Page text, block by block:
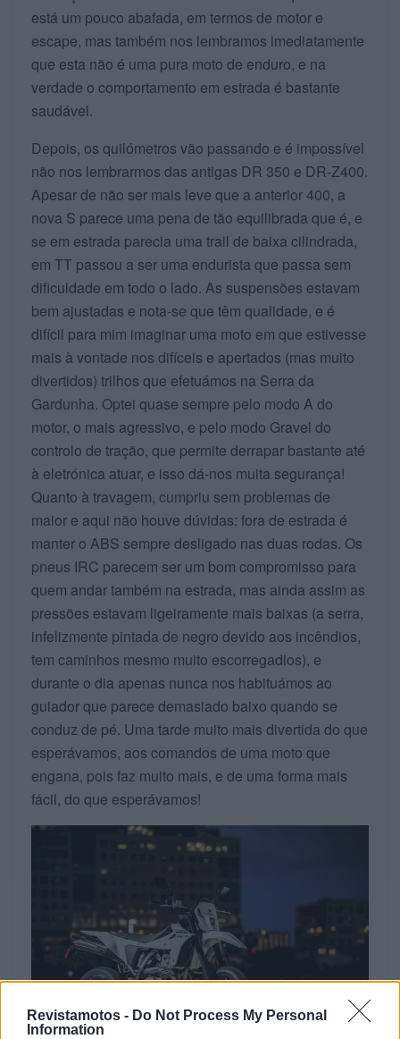
Revistamotos - Do Not Process My Personal
Information
está um pouco abafada, em termos de motor e
escape, mas também nos lembramos imediatamente
que esta não é uma pura moto de enduro, e na
verdade o comportamento em estrada é bastante
saudável.
Depois, os quilómetros vão passando e é impossível
não nos lembrarmos das antigas DR 350 e DR-Z400.
Apesar de não ser mais leve que a anterior 400, a
nova S parece uma pena de tão equilibrada que é, e
se em estrada parecia uma trail de baixa cilindrada,
em TT passou a ser uma endurista que passa sem
dificuldade em todo o lado. As suspensões estavam
bem ajustadas e nota-se que têm qualidade, e é
difícil para mim imaginar uma moto em que estivesse
mais à vontade nos difíceis e apertados (mas muito
divertidos) trilhos que efetuámos na Serra da
Gardunha. Optei quase sempre pelo modo A do
motor, o mais agressivo, e pelo modo Gravel do
controlo de tração, que permite derrapar bastante até
à eletrónica atuar, e isso dá-nos muita segurança!
Quanto à travagem, cumpriu sem problemas de
maior e aqui não houve dúvidas: fora de estrada é
manter o ABS sempre desligado nas duas rodas. Os
pneus IRC parecem ser um bom compromisso para
quem andar também na estrada, mas ainda assim as
pressões estavam ligeiramente mais baixas (a serra,
infelizmente pintada de negro devido aos incêndios,
tem caminhos mesmo muito escorregadios), e
durante o dia apenas nunca nos habituámos ao
guiador que parece demasiado baixo quando se
conduz de pé. Uma tarde muito mais divertida do que
esperávamos, aos comandos de uma moto que
engana, pois faz muito mais, e de uma forma mais
fácil, do que esperávamos!